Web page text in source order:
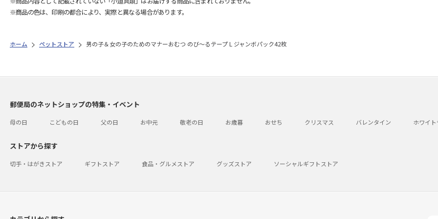
※商品の色は、印刷の都合により、実際と異なる場合があります。
ホーム ペットストア 男の子＆女の子のためのマナーおむつ のび～るテープ L ジャンボパック42枚
郵便局のネットショップの特集・イベント
母の日 こどもの日 父の日 お中元 敬老の日 お歳暮 おせち クリスマス バレンタイン ホワイ
ストアから探す
切手・はがきストア ギフトストア 食品・グルメストア グッズストア ソーシャルギフトストア